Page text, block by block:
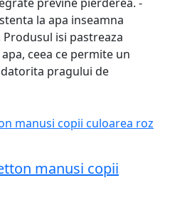
previne pierderea. -
la apa inseamna
isi pastreaza
ceea ce permite un
pragului de
manusi copii